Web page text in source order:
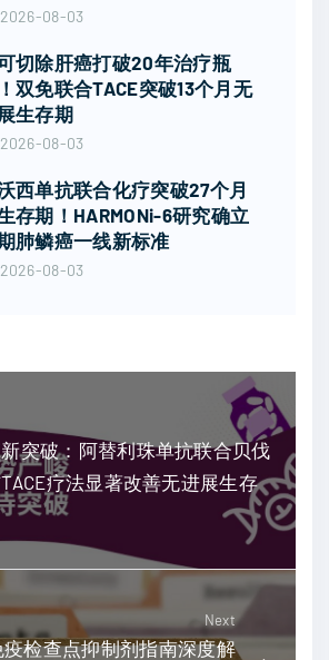
2026-08-03
切除肝癌打破20年治疗瓶
双免联合TACE突破13个月无
生存期
2026-08-03
西单抗联合化疗突破27个月
存期！HARMONi-6研究确立
肺鳞癌一线新标准
2026-08-03
突破：阿替利珠单抗联合贝伐
疗法显著改善无进展生存
Next
疫检查点抑制剂指南深度解